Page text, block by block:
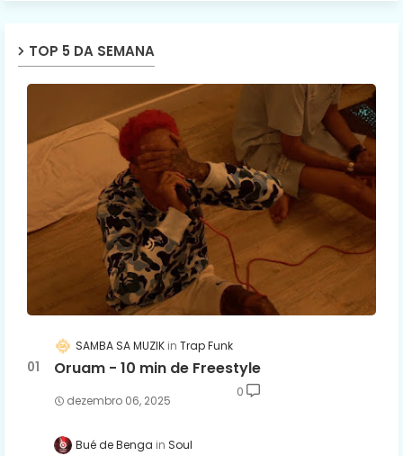
TOP 5 DA SEMANA
SAMBA SA MUZIK Trap Funk
Oruam - 10 min de Freestyle
dezembro 06, 2025
0
Bué de Benga Soul